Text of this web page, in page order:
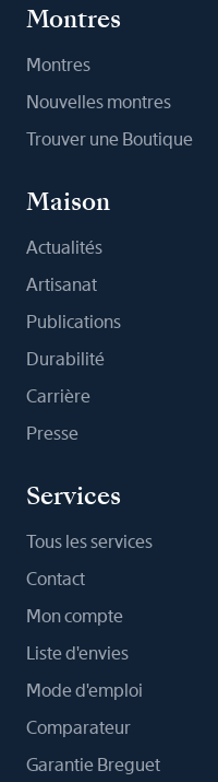
Montres
Montres
Nouvelles montres
Trouver une Boutique
Maison
Actualités
Artisanat
Publications
Durabilité
Carrière
Presse
Services
Tous les services
Contact
Mon compte
Liste d'envies
Mode d'emploi
Comparateur
Garantie Breguet